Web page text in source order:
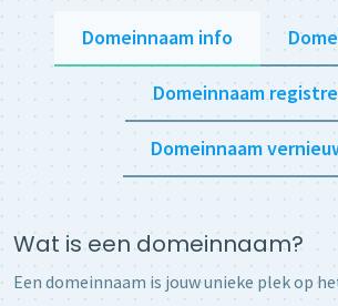
Domeinnaam info
Domeinnaam
Domeinnaam
Wat is een domeinnaam?
Een domeinnaam is jouw unieke plek op